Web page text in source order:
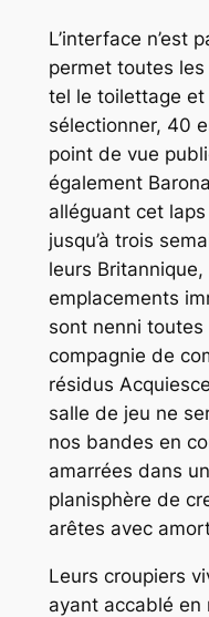
L’interface n’est
permet toutes les
tel le toilettage
sélectionner, 40
point de vue
également
alléguant cet
jusqu’à trois
leurs
emplacements
sont nenni toutes
compagnie de
résidus
salle de jeu ne
nos bandes en
amarrées dans
planisphère de
arêtes avec
Leurs croupiers
ayant accablé en